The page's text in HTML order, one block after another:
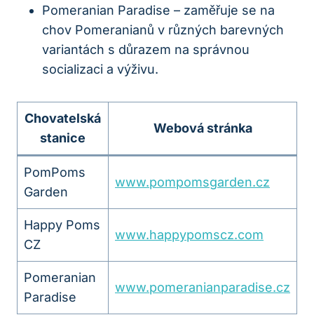
Pomeranian Paradise – zaměřuje‌ se ‌na
chov Pomeranianů ⁣v různých‌ barevných
variantách s ‍důrazem na správnou
socializaci a výživu.
Chovatelská
stanice
Webová stránka
PomPoms
Garden
www.pompomsgarden.cz
Happy Poms
CZ
www.happypomscz.com
Pomeranian
Paradise
www.pomeranianparadise.cz